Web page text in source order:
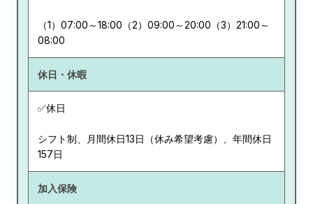
（1）07:00～18:00（2）09:00～20:00（3）21:00～
08:00
休日・休暇
✅休日
シフト制、月間休日13日（休み希望考慮）、年間休日
157日
加入保険